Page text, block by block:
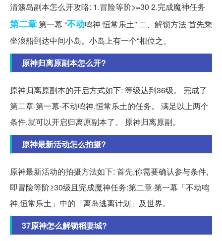
清籁岛副本怎么开攻略: 1.冒险等阶>=30 2.完成魔神任务
第二章第一幕 “不动鸣神 恒常乐土” 二、解锁方法 首先乘
坐浪船到达中间小岛。小岛上有一个“相位之。
原神归离原副本怎么开?
原神归离原副本的开启方式如下: 等级达到36级。 完成了
第二章·第一幕-不动鸣神,恒常乐土的任务。 满足以上两个
条件,就可以开启归离原副本了。 原神归离原副。
原神最新活动怎么拍摄?
原神最新活动的拍摄方法如下: 首先,你需要确认参与条件,
即冒险等阶≥30级且完成魔神任务:第二章·第一幕「不动鸣
神,恒常乐土」中的「离岛逃离计划」及世界。
37原神怎么解锁稻妻城?